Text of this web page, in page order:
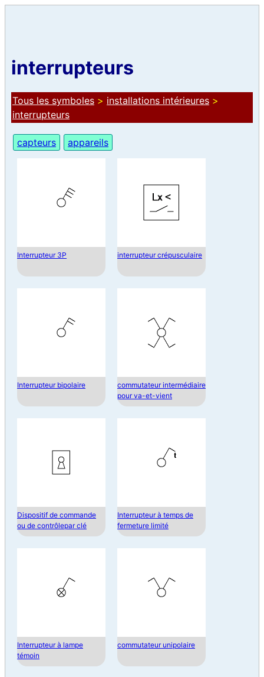
interrupteurs
Tous les symboles > installations intérieures >
interrupteurs
capteurs appareils
Interrupteur 3P interrupteur crépusculaire
Interrupteur bipolaire
commutateur intermédiaire
pour va-et-vient
Dispositif de commande
ou de contrôlepar clé
Interrupteur à temps de
fermeture limité
Interrupteur à lampe
témoin
commutateur unipolaire